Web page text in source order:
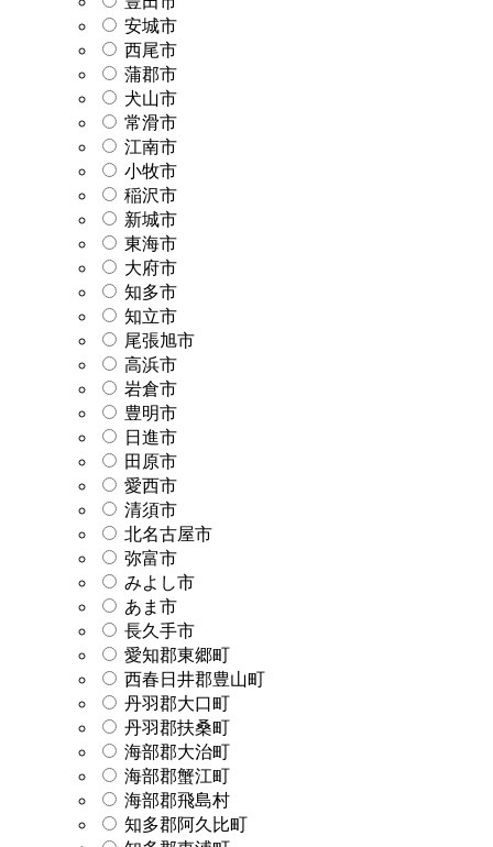
安城市
西尾市
蒲郡市
犬山市
常滑市
江南市
小牧市
稲沢市
新城市
東海市
大府市
知多市
知立市
尾張旭市
高浜市
岩倉市
豊明市
日進市
田原市
愛西市
清須市
北名古屋市
弥富市
みよし市
あま市
長久手市
愛知郡東郷町
西春日井郡豊山町
丹羽郡大口町
丹羽郡扶桑町
海部郡大治町
海部郡蟹江町
海部郡飛島村
知多郡阿久比町